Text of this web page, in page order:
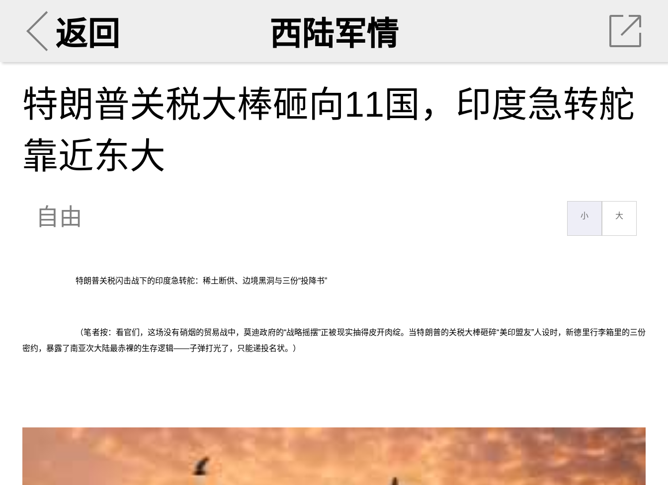
返回 西陆军情
特朗普关税大棒砸向11国，印度急转舵
靠近东大
自由 小 大
特朗普关税闪击战下的印度急转舵：稀土断供、边境黑洞与三份“投降书”
（笔者按：看官们，这场没有硝烟的贸易战中，莫迪政府的“战略摇摆”正被现实抽得皮开肉绽。当特朗普的关税大棒砸碎“美印盟友”人设时，新德里行李箱里的三份
密约，暴露了南亚次大陆最赤裸的生存逻辑——子弹打光了，只能递投名状。）